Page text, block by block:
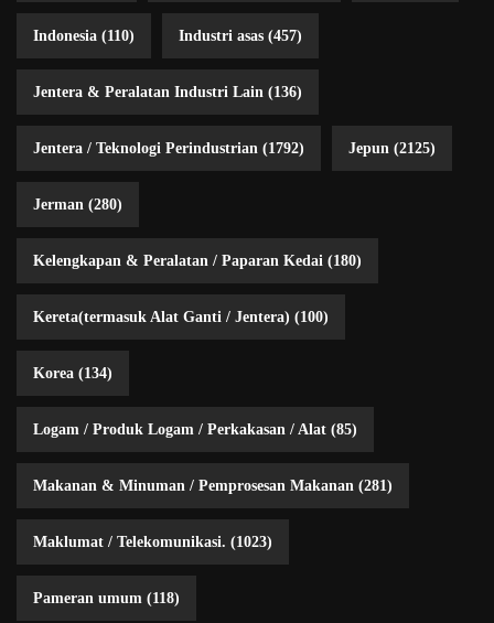
Indonesia (110) Industri asas (457)
Jentera & Peralatan Industri Lain (136)
Jentera / Teknologi Perindustrian (1792) Jepun (2125)
Jerman (280)
Kelengkapan & Peralatan / Paparan Kedai (180)
Kereta(termasuk Alat Ganti / Jentera) (100)
Korea (134)
Logam / Produk Logam / Perkakasan / Alat (85)
Makanan & Minuman / Pemprosesan Makanan (281)
Maklumat / Telekomunikasi. (1023)
Pameran umum (118)